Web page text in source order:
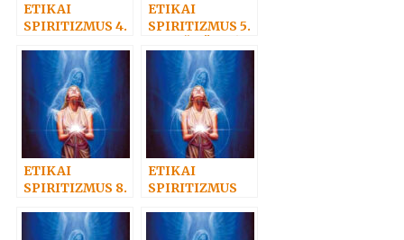
ETIKAI
SPIRITIZMUS 4.
szeretet:
áldozat
ETIKAI
SPIRITIZMUS 5.
NEM LÉSZEN”
ETIKAI
SPIRITIZMUS 8.
ETIKAI
SPIRITIZMUS
MEGBOCSÁTÁS